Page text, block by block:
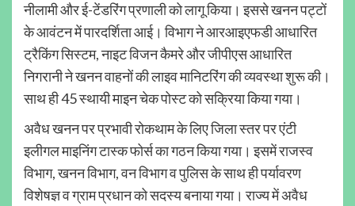
नीलामी और ई-टेंडरिंग प्रणाली को लागू किया। इससे खनन पट्टों
के आवंटन में पारदर्शिता आई। विभाग ने आरआइएफडी आधारित
ट्रैकिंग सिस्टम, नाइट विजन कैमरे और जीपीएस आधारित
निगरानी ने खनन वाहनों की लाइव मानिटरिंग की व्यवस्था शुरू की।
साथ ही 45 स्थायी माइन चेक पोस्ट को सक्रिया किया गया।
अवैध खनन पर प्रभावी रोकथाम के लिए जिला स्तर पर एंटी
इलीगल माइनिंग टास्क फोर्स का गठन किया गया। इसमें राजस्व
विभाग, खनन विभाग, वन विभाग व पुलिस के साथ ही पर्यावरण
विशेषज्ञ व ग्राम प्रधान को सदस्य बनाया गया। राज्य में अवैध